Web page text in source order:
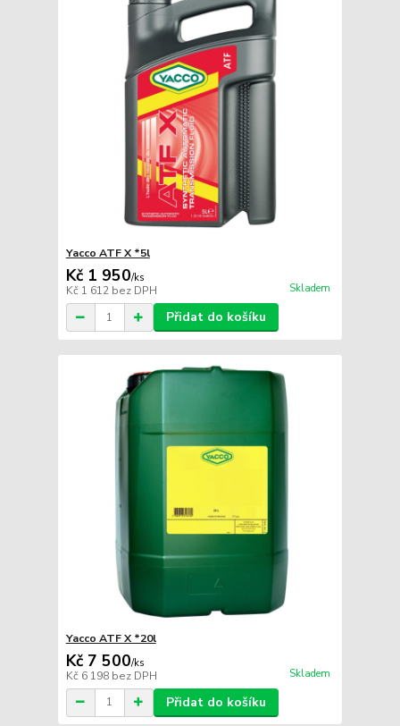
Yacco ATF X *5l
Kč 1 950/ks
Kč 1 612 bez DPH Skladem
Přidat do košíku
Yacco ATF X *20l
Kč 7 500/ks
Kč 6 198 bez DPH Skladem
Přidat do košíku